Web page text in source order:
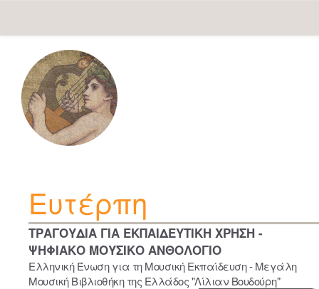
navigation
Ευτέρπη
ΤΡΑΓΟΥΔΙΑ ΓΙΑ ΕΚΠΑΙΔΕΥΤΙΚΗ ΧΡΗΣΗ -
ΨΗΦΙΑΚΟ ΜΟΥΣΙΚΟ ΑΝΘΟΛΟΓΙΟ
Ελληνική Ένωση για τη Μουσική Εκπαίδευση - Μεγάλη
Μουσική Βιβλιοθήκη της Ελλάδος "Λίλιαν Βουδούρη"